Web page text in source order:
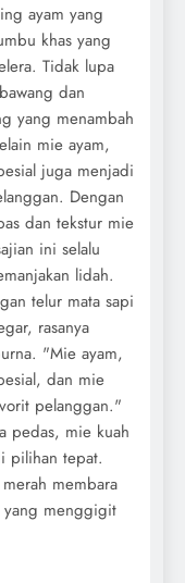
ayam yang
khas yang
Tidak lupa
dan
yang menambah
mie ayam,
juga menjadi
Dengan
dan tekstur mie
ini selalu
lidah.
telur mata sapi
rasanya
"Mie ayam,
dan mie
pelanggan."
pedas, mie kuah
pilihan tepat.
membara
yang menggigit